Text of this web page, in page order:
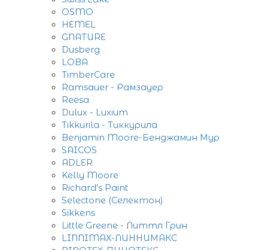
OSMO
HEMEL
GNATURE
Dusberg
LOBA
TimberCare
Ramsauer - Рамзауер
Reesa
Dulux - Luxium
Tikkurila - Тиккурила
Benjamin Moore-Бенджамин Мур
SAICOS
ADLER
Kelly Moore
Richard's Paint
Selectone (Селектон)
Sikkens
Little Greene - Литтл Грин
LINNIMAX-ЛИННИМАКС